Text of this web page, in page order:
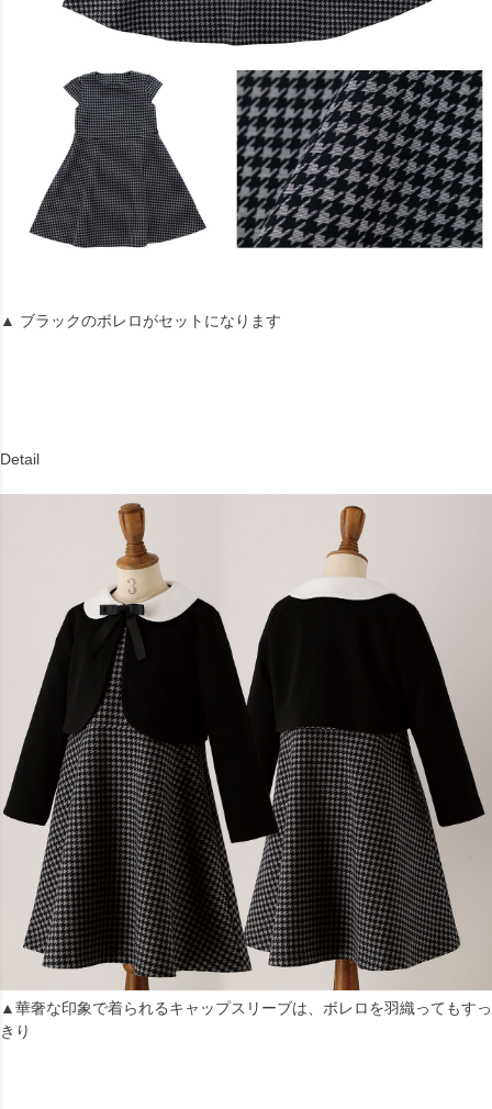
▲ ブラックのボレロがセットになります
Detail
▲華奢な印象で着られるキャップスリーブは、ボレロを羽織ってもすっ
きり